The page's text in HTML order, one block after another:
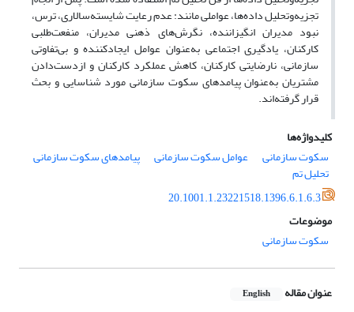
تجزیه‌وتحلیل داده‌ها، عواملی مانند: عدم رعایت شایسته‌سالاری، ترس،
نبود مدیران انگیزاننده، نگرش‌های ذهنی مدیران، منفعت‌طلبی
کارکنان، یادگیری اجتماعی به‌عنوان عوامل ایجاد‌کننده و بی‌تفاوتی
سازمانی، نارضایتی کارکنان، کاهش عملکرد کارکنان و ازدست‌دادن
مشتریان به‌عنوان پیامدهای سکوت سازمانی مورد شناسایی و بحث
قرار گرفته‌اند.
کلیدواژه‌ها
سکوت سازمانی
عوامل سکوت سازمانی پیامدهای سکوت سازمانی
تحلیل تم
20.1001.1.23221518.1396.6.1.6.3
موضوعات
سکوت سازمانی
عنوان مقاله English